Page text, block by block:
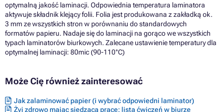
optymalną jakość laminacji. Odpowiednia temperatura laminatora
aktywuje składnik klejący folii. Folia jest produkowana z zakładką ok.
3 mm ze wszystkich stron w porównaniu do standardowych
formatów papieru. Nadaje się do laminacji na gorąco we wszystkich
typach laminatorów biurkowych. Zalecane ustawienie temperatury dla
optymalnej laminacji: 80mic (90-110°C)
Może Cię również zainteresować
Jak zalaminować papier (i wybrać odpowiedni laminator)
Żyj zdrowo mając siedzącą pracę: lista ćwiczeń w biurze